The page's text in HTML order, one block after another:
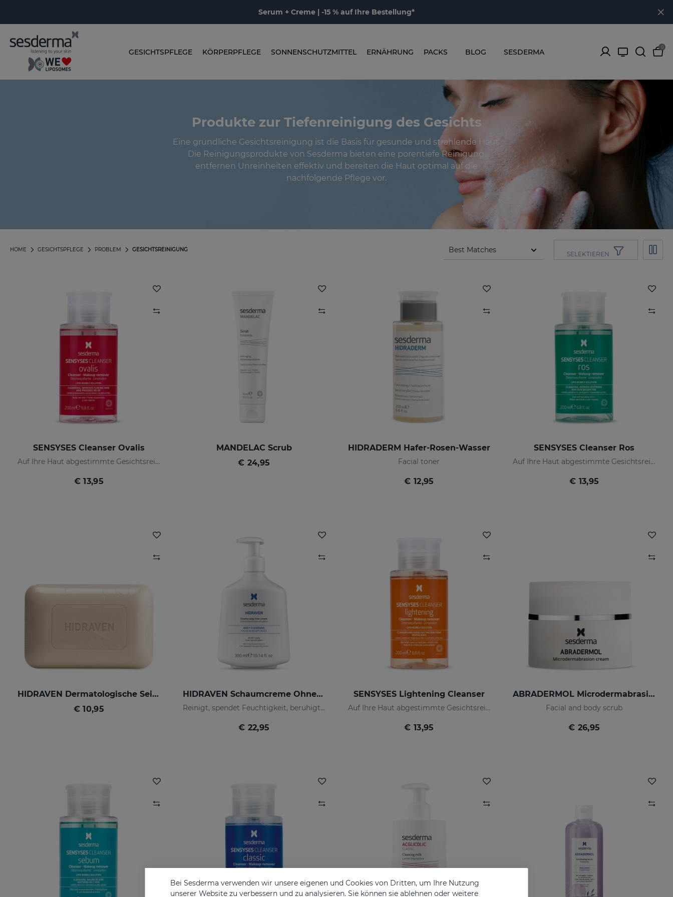
Serum + Creme | -15 % auf Ihre Bestellung*
GESICHTSPFLEGE KÖRPERPFLEGE SONNENSCHUTZMITTEL ERNÄHRUNG PACKS BLOG SESDERMA
0
Produkte zur Tiefenreinigung des Gesichts
Eine gründliche Gesichtsreinigung ist die Basis für gesunde und strahlende Haut.
Die Reinigungsprodukte von Sesderma bieten eine porentiefe Reinigung,
entfernen Unreinheiten effektiv und bereiten die Haut optimal auf die
nachfolgende Pflege vor.
GESICHTSREINIGUNG
PROBLEM
GESICHTSPFLEGE
HOME
SELEKTIEREN
SENSYSES Cleanser Ovalis
Auf Ihre Haut abgestimmte Gesichtsreinigung
€ 13,95
MANDELAC Scrub
€ 24,95
HIDRADERM Hafer-Rosen-Wasser
Facial toner
€ 12,95
SENSYSES Cleanser Ros
Auf Ihre Haut abgestimmte Gesichtsreinigung
€ 13,95
HIDRAVEN Dermatologische Seife
€ 10,95
HIDRAVEN Schaumcreme Ohne Seife
Reinigt, spendet Feuchtigkeit, beruhigt, regeneriert und schützt
€ 22,95
SENSYSES Lightening Cleanser
Auf Ihre Haut abgestimmte Gesichtsreinigung
€ 13,95
ABRADERMOL Microdermabrasionscreme
Facial and body scrub
€ 26,95
Bei Sesderma verwenden wir unsere eigenen und Cookies von Dritten, um Ihre Nutzung
unserer Website zu verbessern und zu analysieren. Sie können sie ablehnen oder weitere